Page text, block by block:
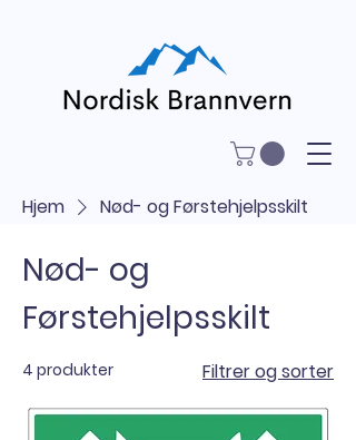
Hjem Nød- og Førstehjelpsskilt
Nød- og
Førstehjelpsskilt
4 produkter Filtrer og sorter